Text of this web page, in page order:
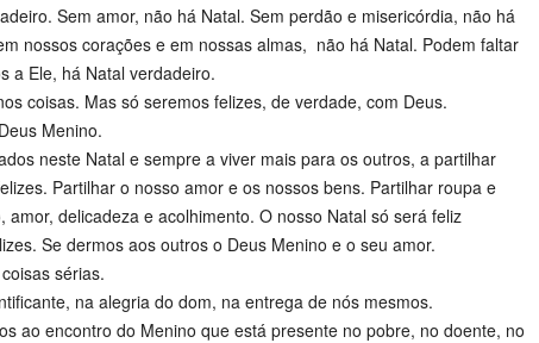
Sem amor, não há Natal. Sem perdão e misericórdia, não há
nossos corações e em nossas almas, não há Natal. Podem faltar
a Ele, há Natal verdadeiro.
coisas. Mas só seremos felizes, de verdade, com Deus.
Menino.
neste Natal e sempre a viver mais para os outros, a partilhar
Partilhar o nosso amor e os nossos bens. Partilhar roupa e
amor, delicadeza e acolhimento. O nosso Natal só será feliz
Se dermos aos outros o Deus Menino e o seu amor.
sérias.
na alegria do dom, na entrega de nós mesmos.
ao encontro do Menino que está presente no pobre, no doente, no